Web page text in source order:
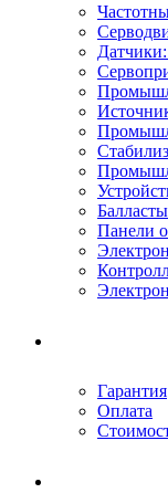
Панели
Гарантия
Оплата